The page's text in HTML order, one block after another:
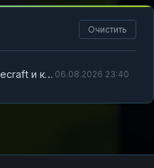
Очистить
На каком языке написан Minecraft и как игра помогает детям учиться программированию 06.08.2026 23:40